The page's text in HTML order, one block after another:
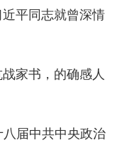
平同志就曾深情
家书，的确感人
八届中共中央政治